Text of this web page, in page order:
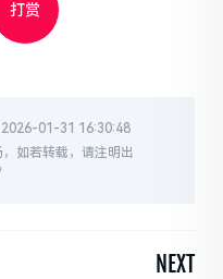
打赏
2026-01-31 16:30:48
如若转载，请注明出
NEXT